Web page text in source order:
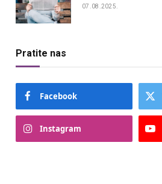
07.08.2025.
Pratite nas
Facebook
Instagram